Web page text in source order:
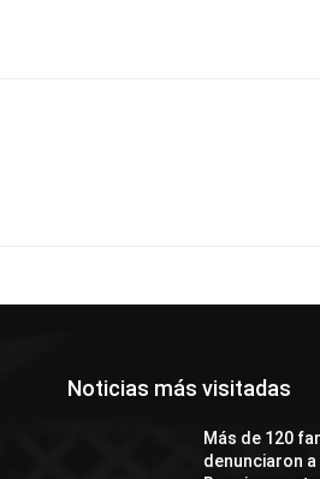
Noticias más visitadas
Más de 120
denunciaron a